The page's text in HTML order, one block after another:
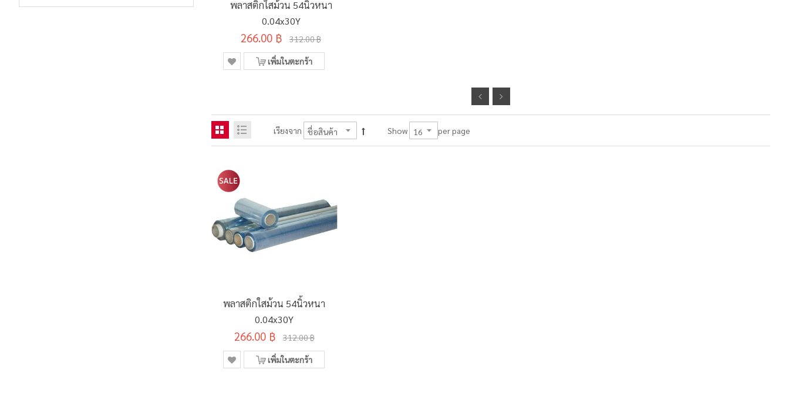
พลาสติกใสม้วน 54นิ้วหนา
0.04x30Y
266.00 ฿ 312.00 ฿
เพิ่มในตะกร้า
เรียงจาก Show per page
พลาสติกใสม้วน 54นิ้วหนา
0.04x30Y
266.00 ฿ 312.00 ฿
เพิ่มในตะกร้า